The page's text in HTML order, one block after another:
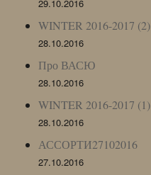
29.10.2016
WINTER 2016-2017 (2)
28.10.2016
Про ВАСЮ
28.10.2016
WINTER 2016-2017 (1)
28.10.2016
АССОРТИ27102016
27.10.2016